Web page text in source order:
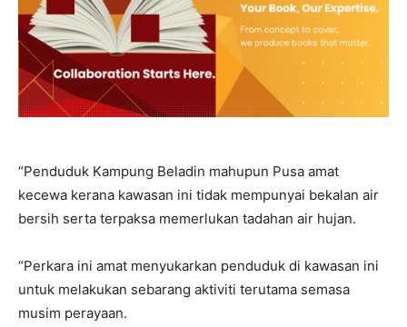
“Penduduk Kampung Beladin mahupun Pusa amat
kecewa kerana kawasan ini tidak mempunyai bekalan air
bersih serta terpaksa memerlukan tadahan air hujan.
“Perkara ini amat menyukarkan penduduk di kawasan ini
untuk melakukan sebarang aktiviti terutama semasa
musim perayaan.